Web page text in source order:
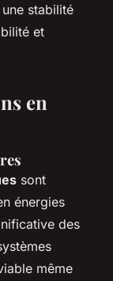
stabilité
et
en
sont
énergies
des
même